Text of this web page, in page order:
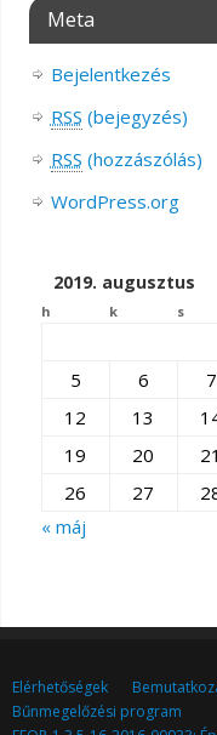
Meta
Bejelentkezés
RSS (bejegyzés)
RSS (hozzászólás)
WordPress.org
2019. augusztus
h k s
« máj
5
6 7
12
13
19
20 21
26
27
Elérhetőségek
Bűnmegelőzési program